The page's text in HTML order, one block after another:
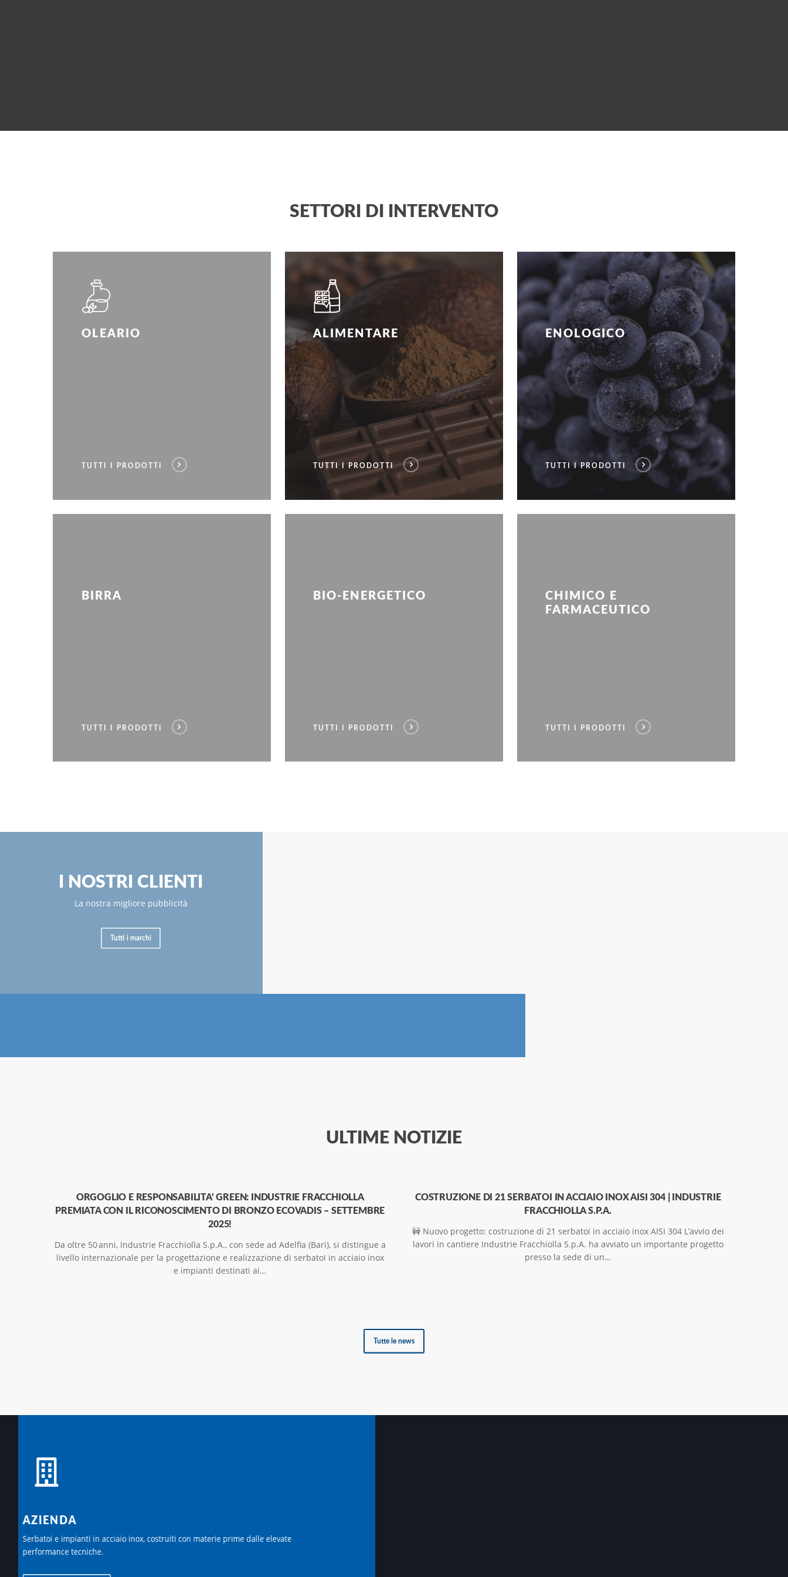
SETTORI DI INTERVENTO
OLEARIO
TUTTI I PRODOTTI
ALIMENTARE
TUTTI I PRODOTTI
ENOLOGICO
TUTTI I PRODOTTI
BIRRA
TUTTI I PRODOTTI
BIO-ENERGETICO
TUTTI I PRODOTTI
CHIMICO E
FARMACEUTICO
TUTTI I PRODOTTI
I NOSTRI CLIENTI
La nostra migliore pubblicità
Tutti i marchi
ULTIME NOTIZIE
ORGOGLIO E RESPONSABILITA’ GREEN: INDUSTRIE FRACCHIOLLA
PREMIATA CON IL RICONOSCIMENTO DI BRONZO ECOVADIS – SETTEMBRE
2025!
Da oltre 50 anni, Industrie Fracchiolla S.p.A., con sede ad Adelfia (Bari), si distingue a
livello internazionale per la progettazione e realizzazione di serbatoi in acciaio inox
e impianti destinati ai…
COSTRUZIONE DI 21 SERBATOI IN ACCIAIO INOX AISI 304 | INDUSTRIE
FRACCHIOLLA S.P.A.
🚧 Nuovo progetto: costruzione di 21 serbatoi in acciaio inox AISI 304 L’avvio dei
lavori in cantiere Industrie Fracchiolla S.p.A. ha avviato un importante progetto
presso la sede di un…
Tutte le news
AZIENDA
Serbatoi e impianti in acciaio inox, costruiti con materie prime dalle elevate
performance tecniche.